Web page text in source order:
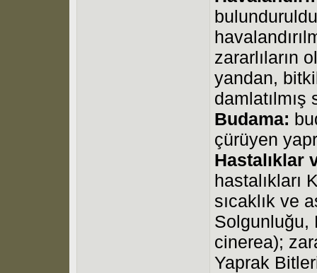
zararlıların
yandan,
damlatılmış
Budama:
çürüyen
Hastalıklar
hastalıkları
sıcaklık ve
Solgunluğu,
cinerea);
Yaprak